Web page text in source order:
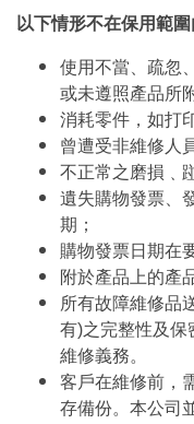
以下情形不在保用範圍
使用不當、疏忽
或未遵照產品所
消耗零件，如打
曾遭受非維修人
不正常之磨損﹑
遺失購物發票、
期；
購物發票日期在
附於產品上的產
所有故障維修品
有)之完整性及保
維修義務。
客戶在維修前，
存備份。本公司